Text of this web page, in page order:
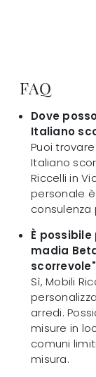
FAQ
Dove
Italiano
Puoi
Italiano
Riccelli in
personale
consulenza
È
madia
Sì, Mobili
arredi.
misure in
comuni
misura.